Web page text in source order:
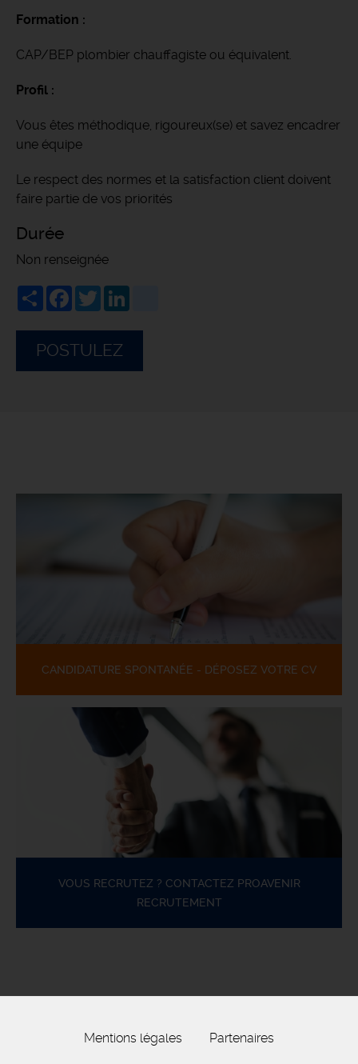
Formation :
CAP/BEP plombier chauffagiste ou équivalent.
Profil :
Vous êtes méthodique, rigoureux(se) et savez encadrer
une équipe
Le respect des normes et la satisfaction client doivent
faire partie de vos priorités
Durée
Non renseignée
ShareFacebook
Twitter
POSTULEZ
CANDIDATURE SPONTANÉE - DÉPOSEZ VOTRE CV
VOUS RECRUTEZ ? CONTACTEZ PROAVENIR
RECRUTEMENT
Mentions légales Partenaires